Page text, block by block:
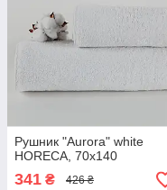
Рушник "Aurora" white
HORECA, 70x140
341 ₴ 426 ₴